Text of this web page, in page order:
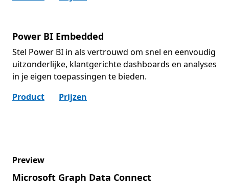
Power BI Embedded
Stel Power BI in als vertrouwd om snel en eenvoudig
uitzonderlijke, klantgerichte dashboards en analyses
in je eigen toepassingen te bieden.
Product
Prijzen
Preview
Microsoft Graph Data Connect